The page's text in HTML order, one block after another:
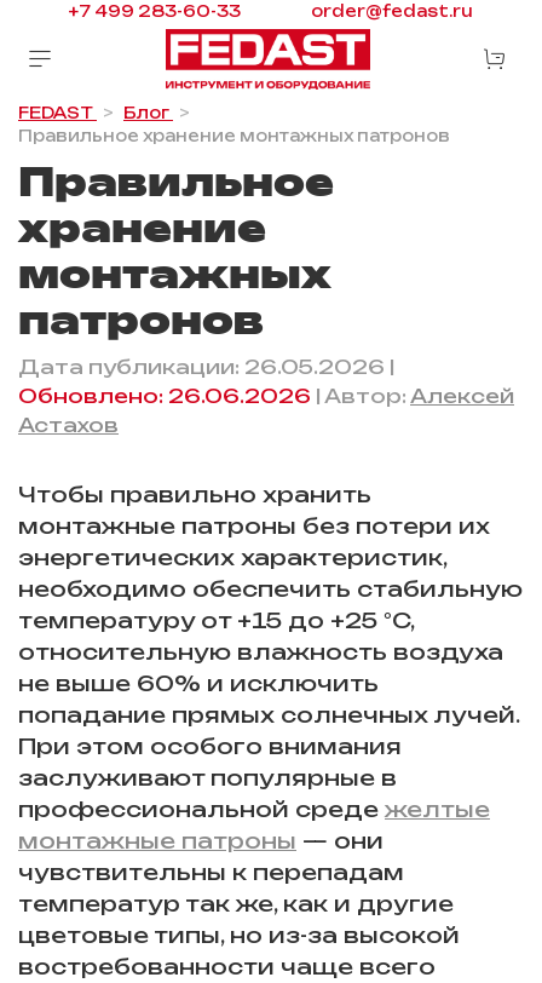
+7 499 283-60-33 order@fedast.ru
FEDAST
Блог
Правильное хранение монтажных патронов
Правильное
хранение
монтажных
патронов
Дата публикации: 26.05.2026 |
Обновлено: 26.06.2026 | Автор: Алексей
Астахов
Чтобы правильно хранить
монтажные патроны без потери их
энергетических характеристик,
необходимо обеспечить стабильную
температуру от +15 до +25 °C,
относительную влажность воздуха
не выше 60% и исключить
попадание прямых солнечных лучей.
При этом особого внимания
заслуживают популярные в
профессиональной среде желтые
монтажные патроны — они
чувствительны к перепадам
температур так же, как и другие
цветовые типы, но из-за высокой
востребованности чаще всего